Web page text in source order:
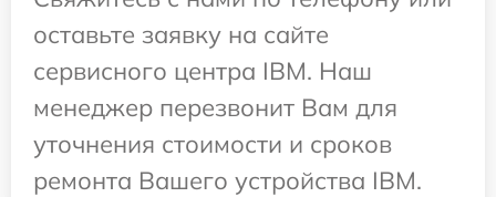
оставьте заявку на сайте
сервисного центра IBM. Наш
менеджер перезвонит Вам для
уточнения стоимости и сроков
ремонта Вашего устройства IBM.